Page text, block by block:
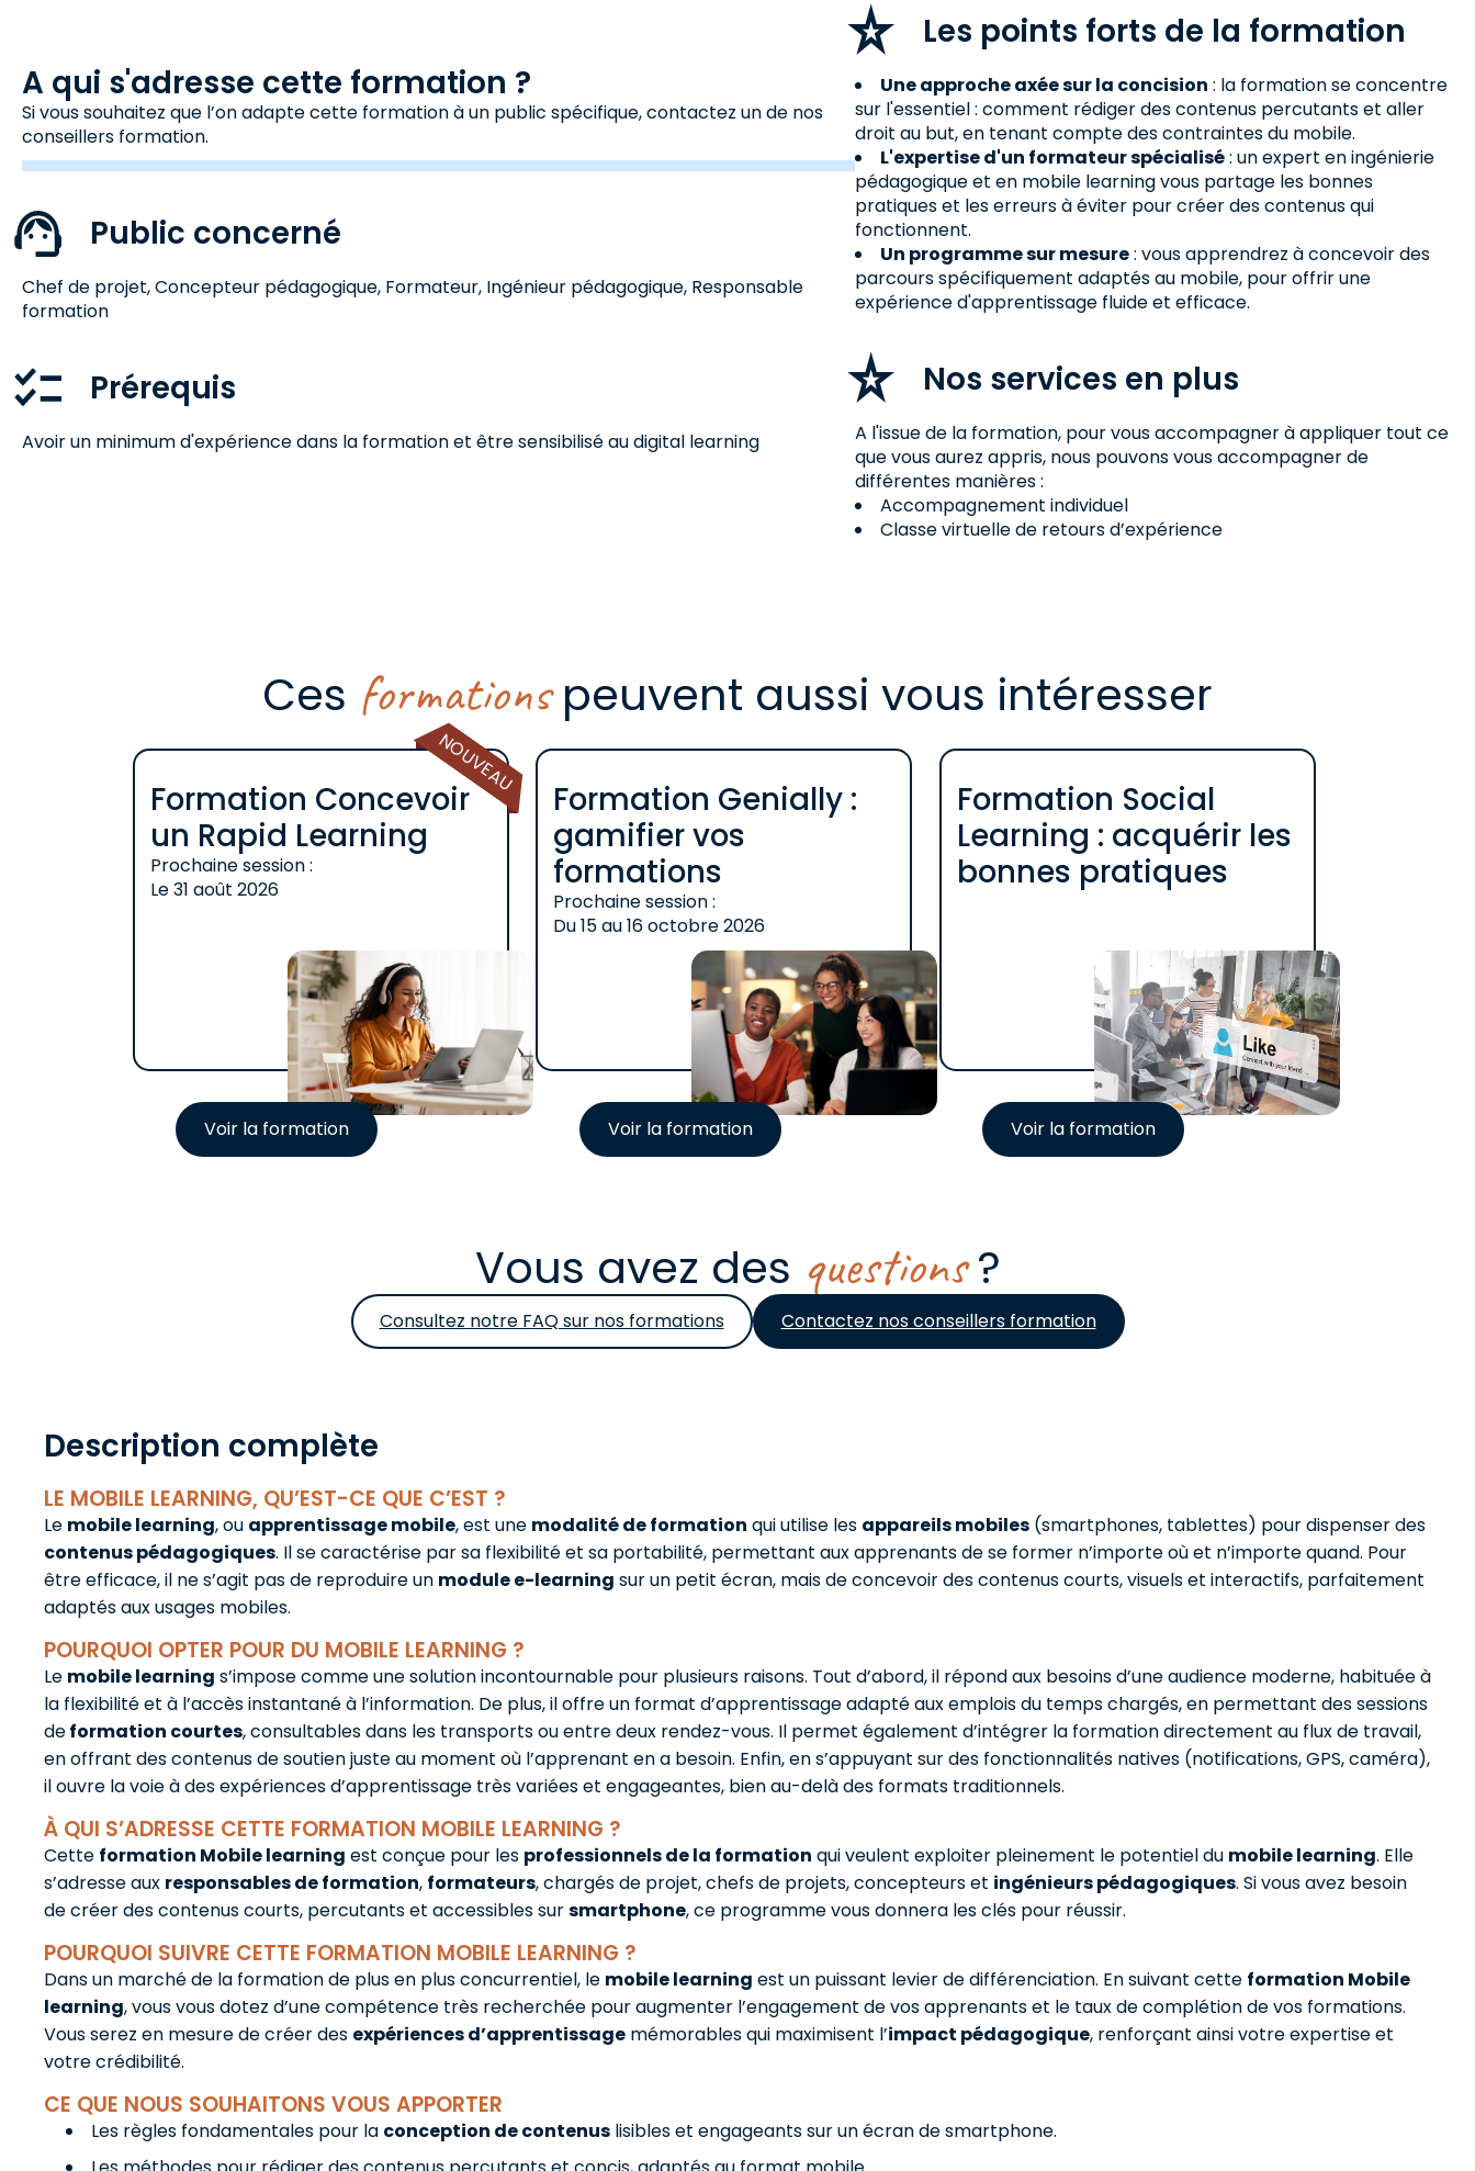
A qui s'adresse cette formation ?
Si vous souhaitez que l’on adapte cette formation à un public spécifique, contactez un de nos
conseillers formation.
Public concerné
Chef de projet, Concepteur pédagogique, Formateur, Ingénieur pédagogique, Responsable
formation
Prérequis
Avoir un minimum d'expérience dans la formation et être sensibilisé au digital learning
Les points forts de la formation
Une approche axée sur la concision : la formation se concentre
sur l'essentiel : comment rédiger des contenus percutants et aller
droit au but, en tenant compte des contraintes du mobile.
L'expertise d'un formateur spécialisé: un expert en ingénierie
pédagogique et en mobile learning vous partage les bonnes
pratiques et les erreurs à éviter pour créer des contenus qui
fonctionnent.
Un programme sur mesure: vous apprendrez à concevoir des
parcours spécifiquement adaptés au mobile, pour offrir une
expérience d'apprentissage fluide et efficace.
Nos services en plus
A l'issue de la formation, pour vous accompagner à appliquer tout ce
que vous aurez appris, nous pouvons vous accompagner de
différentes manières :
Accompagnement individuel
Classe virtuelle de retours d’expérience
Ces formationspeuvent aussi vous intéresser
Formation Concevoir
un Rapid Learning
NOUVEAU
Prochaine session :
Le31 août 2026
Voir la formation
Formation Genially :
gamifier vos
formations
Prochaine session :
Du15au16 octobre 2026
Voir la formation
Formation Social
Learning : acquérir les
bonnes pratiques
Voir la formation
Vous avez des questions?
Consultez notre FAQ sur nos formations Contactez nos conseillers formation
Description complète
LE MOBILE LEARNING, QU’EST-CE QUE C’EST ?
Le mobile learning, ou apprentissage mobile, est une modalité de formation qui utilise les appareils mobiles (smartphones, tablettes) pour dispenser des
contenus pédagogiques. Il se caractérise par sa flexibilité et sa portabilité, permettant aux apprenants de se former n’importe où et n’importe quand. Pour
être efficace, il ne s’agit pas de reproduire un module e-learning sur un petit écran, mais de concevoir des contenus courts, visuels et interactifs, parfaitement
adaptés aux usages mobiles.
POURQUOI OPTER POUR DU MOBILE LEARNING ?
Le mobile learning s’impose comme une solution incontournable pour plusieurs raisons. Tout d’abord, il répond aux besoins d’une audience moderne, habituée à
la flexibilité et à l’accès instantané à l’information. De plus, il offre un format d’apprentissage adapté aux emplois du temps chargés, en permettant des sessions
deformation courtes, consultables dans les transports ou entre deux rendez-vous. Il permet également d’intégrer la formation directement au flux de travail,
en offrant des contenus de soutien juste au moment où l’apprenant en a besoin. Enfin, en s’appuyant sur des fonctionnalités natives (notifications, GPS, caméra),
il ouvre la voie à des expériences d’apprentissage très variées et engageantes, bien au-delà des formats traditionnels.
À QUI S’ADRESSE CETTE FORMATION MOBILE LEARNING ?
Cette formation Mobile learning est conçue pour les professionnels de la formation qui veulent exploiter pleinement le potentiel du mobile learning. Elle
s’adresse aux responsables de formation, formateurs, chargés de projet, chefs de projets, concepteurs et ingénieurs pédagogiques. Si vous avez besoin
de créer des contenus courts, percutants et accessibles sursmartphone, ce programme vous donnera les clés pour réussir.
POURQUOI SUIVRE CETTE FORMATION MOBILE LEARNING ?
Dans un marché de la formation de plus en plus concurrentiel, le mobile learning est un puissant levier de différenciation. En suivant cette formation Mobile
learning, vous vous dotez d’une compétence très recherchée pour augmenter l’engagement de vos apprenants et le taux de complétion de vos formations.
Vous serez en mesure de créer des expériences d’apprentissage mémorables qui maximisent l’impact pédagogique, renforçant ainsi votre expertise et
votre crédibilité.
CE QUE NOUS SOUHAITONS VOUS APPORTER
Les règles fondamentales pour la conception de contenus lisibles et engageants sur un écran de smartphone.